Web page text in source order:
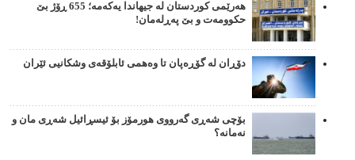
هەرێمی کوردستان لە جیهاندا یەکەمە؛ 655 ڕۆژ بێ
حکوومەت و بێ پەڕلەمان!
دۆڕان لە گۆڕەپان تا وەهمی ئابلۆقەی وشکانیی ئێران
بۆچی شەڕی گەرووی هورمۆز بۆ ئیسڕائیل شەڕی مان و
نەمانە؟